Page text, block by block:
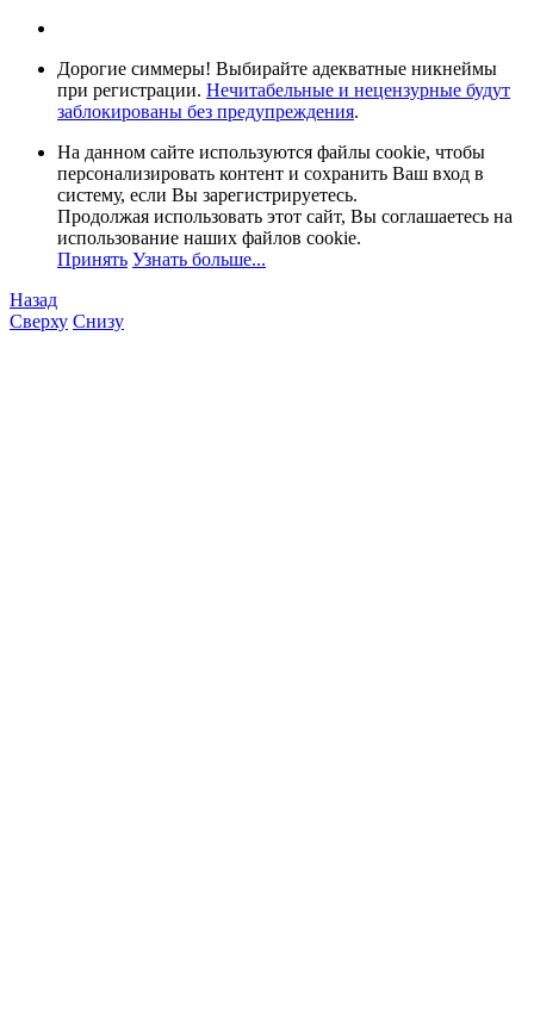
Дорогие симмеры! Выбирайте адекватные никнеймы
при регистрации. Нечитабельные и нецензурные будут
заблокированы без предупреждения.
На данном сайте используются файлы cookie, чтобы
персонализировать контент и сохранить Ваш вход в
систему, если Вы зарегистрируетесь.
Продолжая использовать этот сайт, Вы соглашаетесь на
использование наших файлов cookie.
Принять Узнать больше...
Назад
Сверху Снизу